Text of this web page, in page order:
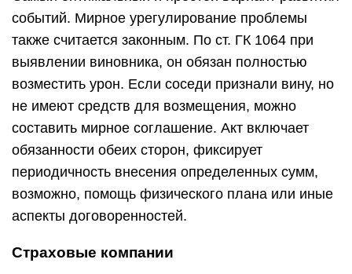
событий. Мирное урегулирование проблемы
также считается законным. По ст. ГК 1064 при
выявлении виновника, он обязан полностью
возместить урон. Если соседи признали вину, но
не имеют средств для возмещения, можно
составить мирное соглашение. Акт включает
обязанности обеих сторон, фиксирует
периодичность внесения определенных сумм,
возможно, помощь физического плана или иные
аспекты договоренностей.
Страховые компании